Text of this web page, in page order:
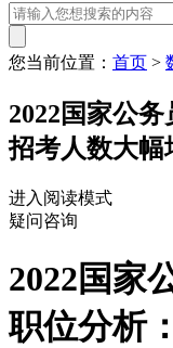
您当前位置： 首页 >
2022国家公
招考人数大幅
进入阅读模式
疑问咨询
2022国家
职位分析